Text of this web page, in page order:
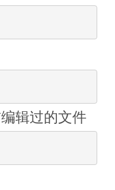
辑过的文件